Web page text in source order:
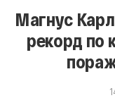
Магнус
рекорд по